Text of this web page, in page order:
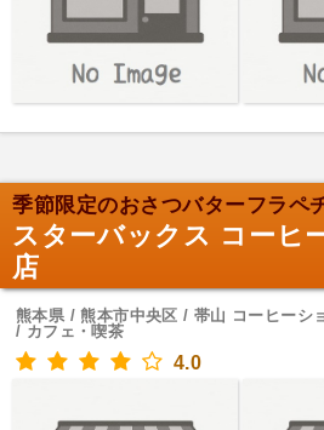
季節限定のおさつバターフラペ
スターバックス コーヒ
店
熊本県 / 熊本市中央区 / 帯山 コーヒーシ
/ カフェ・喫茶
4.0